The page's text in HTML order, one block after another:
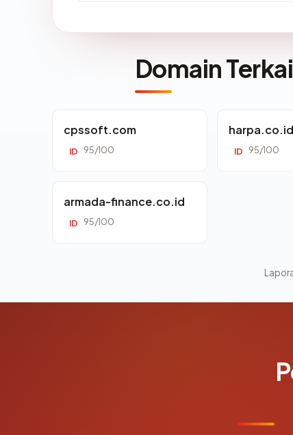
Domain
cpssoft.com
ID 95/100
harpa.co.id
ID 95/100
armada-finance.co.id
ID 95/100